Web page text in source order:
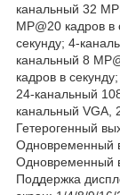
канальный 32
MP@20 кадров
секунду; 4-
канальный 8
кадров в
24-канальный
канальный VGA,
Гетерогенный
Одновременный
Одновременный
Поддержка